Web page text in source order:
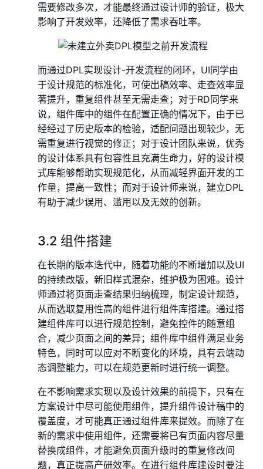
需要修改多次，才能最终通过设计师的验证，极大
影响了开发效率，还降低了需求吞吐率。
而通过DPL实现设计-开发流程的闭环，UI同学由
于设计规范的标准化，可使出稿效率、走查效率显
著提升，重复组件甚至无需走查；对于RD同学来
说，组件库中的组件在配置正确的情况下，由于已
经经过了历史版本的检验，适配问题出现较少，无
需重复进行视觉的修正；对于设计团队来说，优秀
的设计体系具有包容性且充满生命力，好的设计模
式库能够帮助实现规范化，从而减轻界面开发的工
作量，提高一致性；而对于设计师来说，建立DPL
有助于减少误用、滥用以及无效的创新。
3.2 组件搭建
在长期的版本迭代中，随着功能的不断增加以及UI
的持续改版，新旧样式混杂，维护极为困难。设计
师通过将页面走查结果归纳梳理，制定设计规范，
从而选取复用性高的组件进行组件库搭建。通过搭
建组件库可以进行规范控制，避免控件的随意组
合，减少页面之间的差异；组件库中组件满足业务
特色，同时可以应对不断变化的环境，具有云端动
态调整能力，可以在规范更新时进行统一调整。
在不影响需求实现以及设计效果的前提下，只有在
方案设计中尽可能使用组件，提升组件设计稿中的
覆盖度，才可能真正通过组件库来提效。而除了在
新的需求中使用组件，还需要将已有页面内容尽量
替换成组件，才能避免页面升级时的重复修改问
题，真正提高产研效率。在进行组件库建设时要注